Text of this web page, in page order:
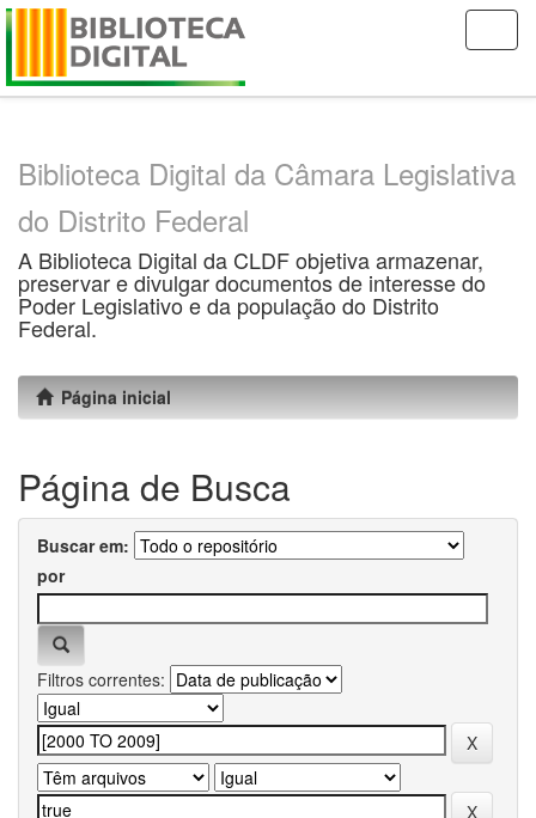
Skip
Biblioteca Digital da Câmara Legislativa
do Distrito Federal
A Biblioteca Digital da CLDF objetiva armazenar,
preservar e divulgar documentos de interesse do
Poder Legislativo e da população do Distrito
Federal.
Página inicial
Página de Busca
Buscar em:
por
Filtros correntes: